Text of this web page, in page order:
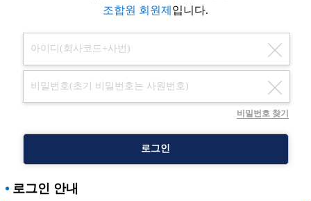
조합원 회원제 입니다.
비밀번호 찾기
로그인
로그인 안내